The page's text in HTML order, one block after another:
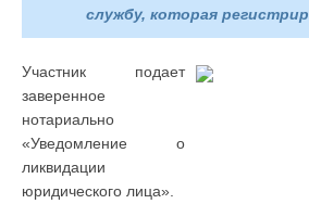
службу, которая
Участник подает
заверенное
нотариально
«Уведомление о
ликвидации
юридического лица».